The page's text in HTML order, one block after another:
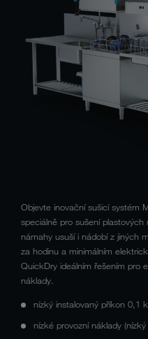
Objevte inovační sušicí systém
speciálně pro sušení
námahy usuší i nádobí z jiných
za hodinu a minimálním
QuickDry ideálním řešením pro
náklady.
nízký instalovaný příkon 0,1
nízké provozní náklady